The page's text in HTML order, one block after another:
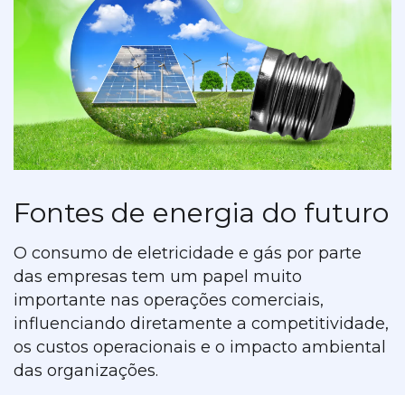
Fontes de energia do futuro
O consumo de eletricidade e gás por parte
das empresas tem um papel muito
importante nas operações comerciais,
influenciando diretamente a competitividade,
os custos operacionais e o impacto ambiental
das organizações.